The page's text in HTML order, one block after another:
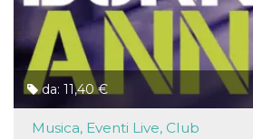
da: 11,40 €
Musica, Eventi Live, Club